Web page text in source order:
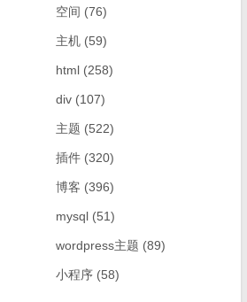
空间 (76)
主机 (59)
html (258)
div (107)
主题 (522)
插件 (320)
博客 (396)
mysql (51)
wordpress主题 (89)
小程序 (58)